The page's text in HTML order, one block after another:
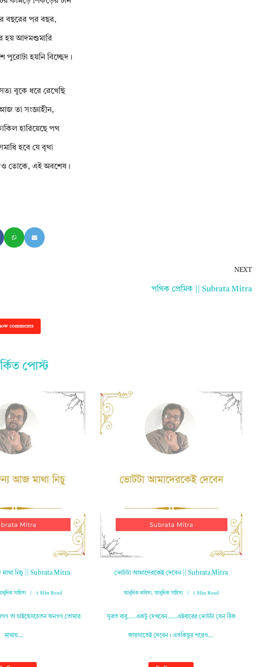
বছরের পর বছর,
হয় আদমশুমারি
পুরোটা হয়নি বিচ্ছেদ।
বুকে ধরে রেখেছি
তা সংজ্ঞাহীন,
হারিয়েছে পথ
হবে যে বৃথা
তোকে, এই অবশেষ।
NEXT
পথিক প্রেমিক || Subrata Mitra
comments
পোস্ট
নিচু || Subrata Mitra
সাহিত্য 1 Min Read
তা চাইছেসচেতন জনগণ তোমার
মাথায়…
ভোটটা আমাদেরকেই দেবেন || Subrata Mitra
আধুনিক কবিতা,আধুনিক সাহিত্য 1 Min Read
সুব্রত বাবু…..একটু দেখবেন……এইবারের ভোটটা যেন ঠিক
জায়গাতেই দেবেন। এতকিছুর পরেও…